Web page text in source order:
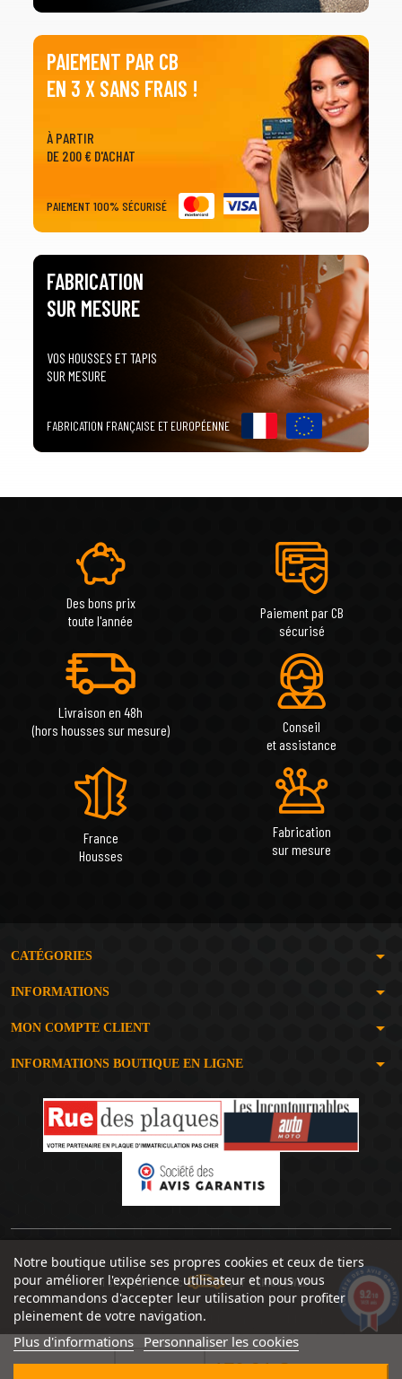
170,91 €
PAIEMENT PAR CB
EN 3 X SANS FRAIS !
À PARTIR
DE 200 € D'ACHAT
PAIEMENT 100% SÉCURISÉ
FABRICATION
SUR MESURE
VOS HOUSSES ET TAPIS
SUR MESURE
FABRICATION FRANÇAISE ET EUROPÉENNE
Des bons prix
toute l'année
Paiement par CB
sécurisé
Livraison en 48h
(hors housses sur mesure)
Conseil
et assistance
France
Housses
Fabrication
sur mesure
CATÉGORIES arrow_drop_down
INFORMATIONS arrow_drop_down
MON COMPTE CLIENT arrow_drop_down
INFORMATIONS BOUTIQUE EN LIGNE arrow_drop_down
Notre boutique utilise ses propres cookies et ceux de tiers
pour améliorer l'expérience utilisateur et nous vous
recommandons d'accepter leur utilisation pour profiter
pleinement de votre navigation.
Plus d'informations Personnaliser les cookies
Un site réalisé avec par SERIOUSWEB
9.2/10
1491 avis